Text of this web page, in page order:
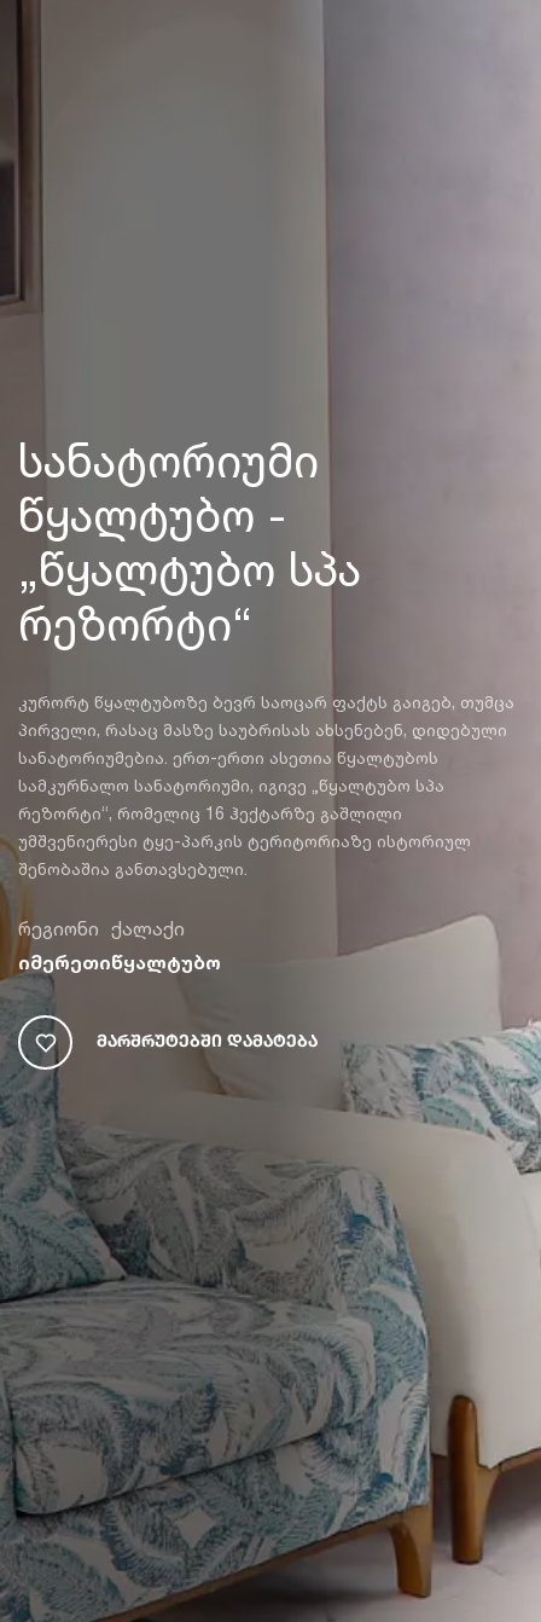
სანატორიუმი
წყალტუბო -
„წყალტუბო სპა
რეზორტი“
კურორტ წყალტუბოზე ბევრ საოცარ ფაქტს გაიგებ, თუმცა
პირველი, რასაც მასზე საუბრისას ახსენებენ, დიდებული
სანატორიუმებია. ერთ-ერთი ასეთია წყალტუბოს
სამკურნალო სანატორიუმი, იგივე „წყალტუბო სპა
რეზორტი“, რომელიც 16 ჰექტარზე გაშლილი
უმშვენიერესი ტყე-პარკის ტერიტორიაზე ისტორიულ
შენობაშია განთავსებული.
რეგიონი
იმერეთი
ქალაქი
წყალტუბო
Მარშრუტებში Დამატება